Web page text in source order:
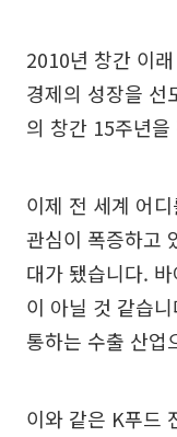
2010년 창간 이
경제의 성장을 선
의 창간 15주년
이제 전 세계 어
관심이 폭증하고
대가 됐습니다.
이 아닐 것 같습
통하는 수출 산업
이와 같은 K푸드